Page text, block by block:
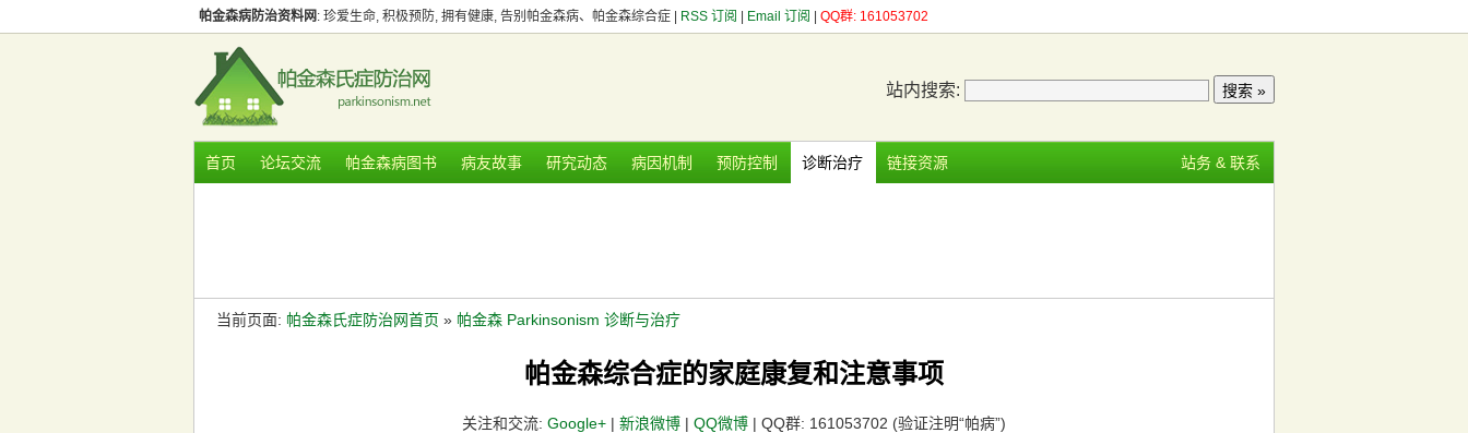
帕金森病防治资料网 : 珍爱生命, 积极预防, 拥有健康, 告别帕金森病、帕金森综合症 | RSS 订阅 Email 订阅 QQ群: 161053702
站内搜索:
首页 论坛交流 帕金森病图书 病友故事 研究动态 病因机制 预防控制 诊断治疗 链接资源 站务 & 联系
当前页面: 帕金森氏症防治网首页 » 帕金森 Parkinsonism 诊断与治疗
帕金森综合症的家庭康复和注意事项
关注和交流: Google+ | 新浪微博 | QQ微博 | QQ群: 161053702 (验证注明“帕病”)